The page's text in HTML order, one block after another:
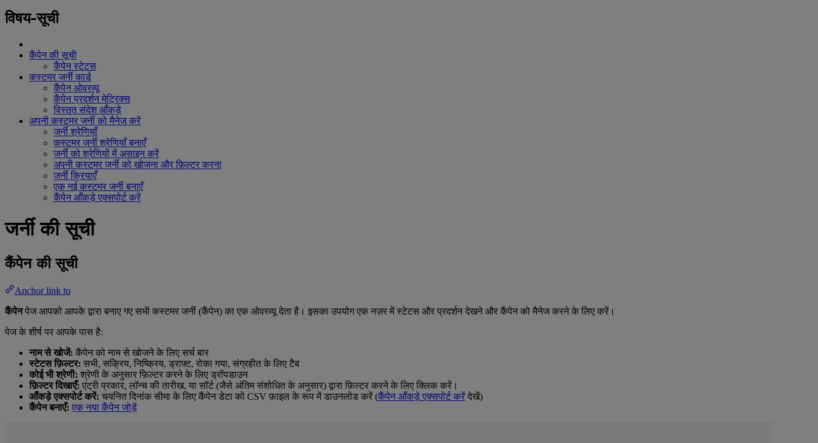
विषय-सूची
कैंपेन की सूची
कैंपेन स्टेटस
कस्टमर जर्नी कार्ड
कैंपेन ओवरव्यू
कैंपेन प्रदर्शन मेट्रिक्स
विस्तृत संदेश आँकड़े
अपनी कस्टमर जर्नी को मैनेज करें
जर्नी श्रेणियाँ
कस्टमर जर्नी श्रेणियाँ बनाएँ
जर्नी को श्रेणियों में असाइन करें
अपनी कस्टमर जर्नी को खोजना और फ़िल्टर करना
जर्नी क्रियाएँ
एक नई कस्टमर जर्नी बनाएँ
कैंपेन आँकड़े एक्सपोर्ट करें
जर्नी की सूची
कैंपेन की सूची
Anchor link to
कैंपेनपेज आपको आपके द्वारा बनाए गए सभी कस्टमर जर्नी (कैंपेन) का एक ओवरव्यू देता है। इसका उपयोग एक नज़र में स्टेटस और प्रदर्शन देखने और कैंपेन को मैनेज करने के लिए करें।
पेज के शीर्ष पर आपके पास है:
नाम से खोजें: कैंपेन को नाम से खोजने के लिए सर्च बार
स्टेटस फ़िल्टर: सभी, सक्रिय, निष्क्रिय, ड्राफ़्ट, रोका गया, संग्रहीत के लिए टैब
कोई भी श्रेणी: श्रेणी के अनुसार फ़िल्टर करने के लिए ड्रॉपडाउन
फ़िल्टर दिखाएँ: एंट्री प्रकार, लॉन्च की तारीख, या सॉर्ट (जैसे अंतिम संशोधित के अनुसार) द्वारा फ़िल्टर करने के लिए क्लिक करें।
आँकड़े एक्सपोर्ट करें: चयनित दिनांक सीमा के लिए कैंपेन डेटा को CSV फ़ाइल के रूप में डाउनलोड करें (कैंपेन आँकड़े एक्सपोर्ट करें देखें)
कैंपेन बनाएँ: एक नया कैंपेन जोड़ें